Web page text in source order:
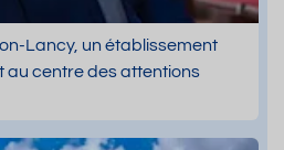
Lancy, un établissement
au centre des attentions